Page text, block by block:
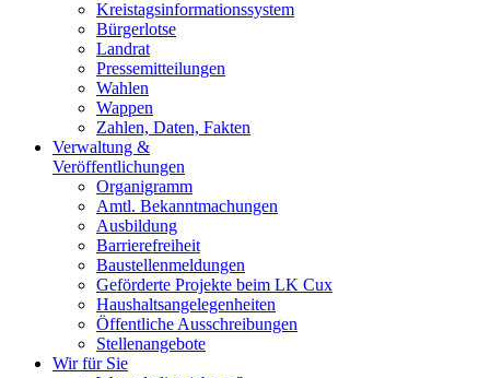
Kreistagsinformationssystem
Bürgerlotse
Landrat
Pressemitteilungen
Wahlen
Wappen
Zahlen, Daten, Fakten
Verwaltung &
Veröffentlichungen
Organigramm
Amtl. Bekanntmachungen
Ausbildung
Barrierefreiheit
Baustellenmeldungen
Geförderte Projekte beim LK Cux
Haushaltsangelegenheiten
Öffentliche Ausschreibungen
Stellenangebote
Wir für Sie